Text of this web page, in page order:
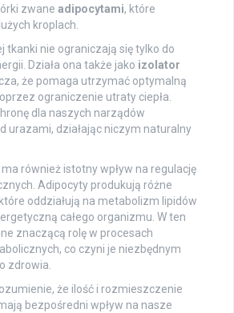
zwane adipocytami, które
kroplach.
tkanki nie ograniczają się tylko do
Działa ona także jako izolator
że pomaga utrzymać optymalną
ograniczenie utraty ciepła.
dla naszych narządów
urazami, działając niczym naturalny
również istotny wpływ na regulację
Adipocyty produkują różne
oddziałują na metabolizm lipidów
całego organizmu. W ten
znaczącą rolę w procesach
co czyni je niezbędnym
zdrowia.
że ilość i rozmieszczenie
bezpośredni wpływ na nasze